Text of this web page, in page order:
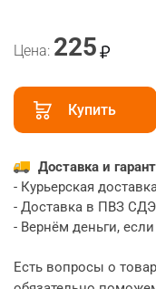
Цена: 225
Купить
Доставка и
- Курьерская
- Доставка в ПВЗ
- Вернём деньги,
Есть вопросы о